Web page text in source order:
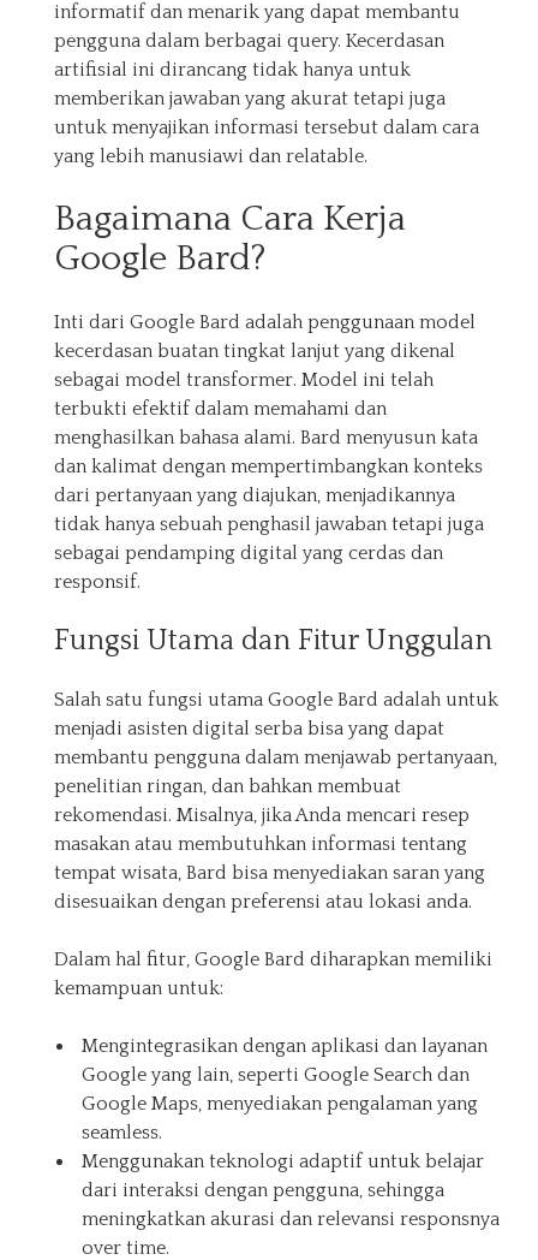
informatif dan menarik yang dapat membantu
pengguna dalam berbagai query. Kecerdasan
artifisial ini dirancang tidak hanya untuk
memberikan jawaban yang akurat tetapi juga
untuk menyajikan informasi tersebut dalam cara
yang lebih manusiawi dan relatable.
Bagaimana Cara Kerja
Google Bard?
Inti dari Google Bard adalah penggunaan model
kecerdasan buatan tingkat lanjut yang dikenal
sebagai model transformer. Model ini telah
terbukti efektif dalam memahami dan
menghasilkan bahasa alami. Bard menyusun kata
dan kalimat dengan mempertimbangkan konteks
dari pertanyaan yang diajukan, menjadikannya
tidak hanya sebuah penghasil jawaban tetapi juga
sebagai pendamping digital yang cerdas dan
responsif.
Fungsi Utama dan Fitur Unggulan
Salah satu fungsi utama Google Bard adalah untuk
menjadi asisten digital serba bisa yang dapat
membantu pengguna dalam menjawab pertanyaan,
penelitian ringan, dan bahkan membuat
rekomendasi. Misalnya, jika Anda mencari resep
masakan atau membutuhkan informasi tentang
tempat wisata, Bard bisa menyediakan saran yang
disesuaikan dengan preferensi atau lokasi anda.
Dalam hal fitur, Google Bard diharapkan memiliki
kemampuan untuk:
Mengintegrasikan dengan aplikasi dan layanan
Google yang lain, seperti Google Search dan
Google Maps, menyediakan pengalaman yang
seamless.
Menggunakan teknologi adaptif untuk belajar
dari interaksi dengan pengguna, sehingga
meningkatkan akurasi dan relevansi responsnya
over time.